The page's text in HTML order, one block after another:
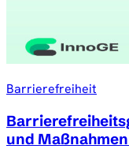
Barrierefreiheit
und